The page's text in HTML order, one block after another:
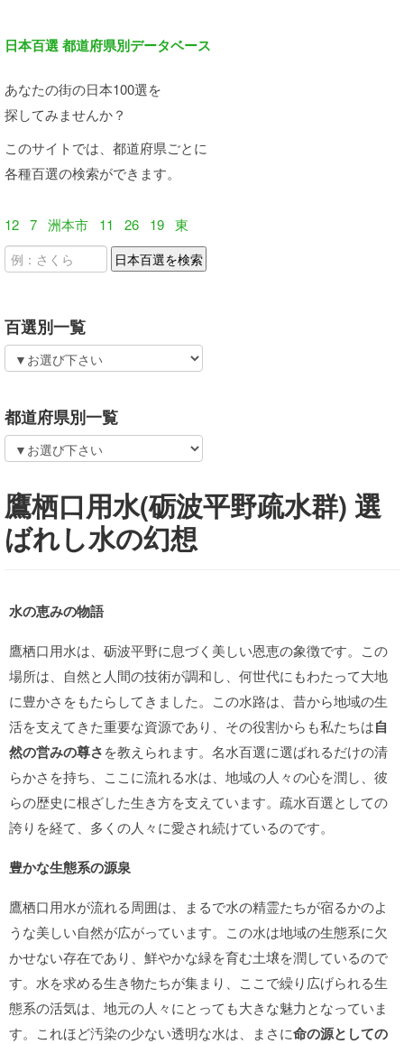
日本百選 都道府県別データベース
あなたの街の日本100選を
探してみませんか？
このサイトでは、都道府県ごとに
各種百選の検索ができます。
12 7 洲本市 11 26 19 東
百選別一覧
都道府県別一覧
鷹栖口用水(砺波平野疏水群) 選
ばれし水の幻想
水の恵みの物語
鷹栖口用水は、砺波平野に息づく美しい恩恵の象徴です。この
場所は、自然と人間の技術が調和し、何世代にもわたって大地
に豊かさをもたらしてきました。この水路は、昔から地域の生
活を支えてきた重要な資源であり、その役割からも私たちは自
然の営みの尊さを教えられます。名水百選に選ばれるだけの清
らかさを持ち、ここに流れる水は、地域の人々の心を潤し、彼
らの歴史に根ざした生き方を支えています。疏水百選としての
誇りを経て、多くの人々に愛され続けているのです。
豊かな生態系の源泉
鷹栖口用水が流れる周囲は、まるで水の精霊たちが宿るかのよ
うな美しい自然が広がっています。この水は地域の生態系に欠
かせない存在であり、鮮やかな緑を育む土壌を潤しているので
す。水を求める生き物たちが集まり、ここで繰り広げられる生
態系の活気は、地元の人々にとっても大きな魅力となっていま
す。これほど汚染の少ない透明な水は、まさに命の源としての